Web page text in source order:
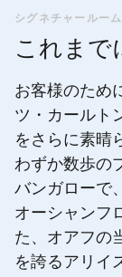
シグネチャールー
これまで
お客様のため
ツ・カールト
をさらに素晴
わずか数歩の
バンガローで
オーシャンフ
た、オアフの
を誇るアリイ